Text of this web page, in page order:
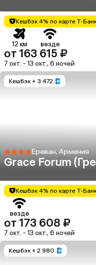
Кешбэк 4% по карте Т-
12 км везде
от 163 615 ₽
7 окт. - 13 окт., 6 ночей
Кешбэк + 3 472
Ереван, Армения
Grace Forum
Кешбэк 4% по карте Т-
везде
от 173 608 ₽
7 окт. - 13 окт., 6 ночей
Кешбэк + 2 980